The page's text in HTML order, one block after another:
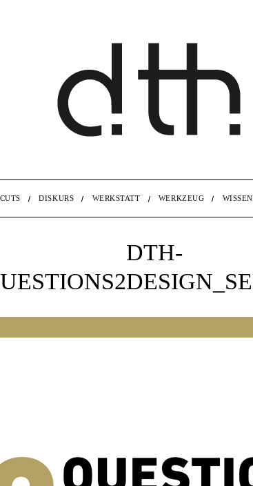
DISKURS WERKSTATT WERKZEUG WISSEN
DTH-